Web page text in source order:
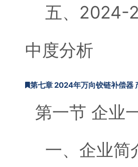
五、2024-
中度分析
第七章 2024年万向铰链补偿器
第一节 企业
一、企业简